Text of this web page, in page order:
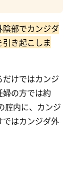
陰部でカンジダ
き起こしま
けではカンジ
の方では約
腟内に、カンジ
はカンジダ外